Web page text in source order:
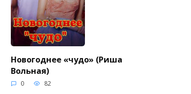
Новогоднее «чудо» (Риша
Вольная)
0 82